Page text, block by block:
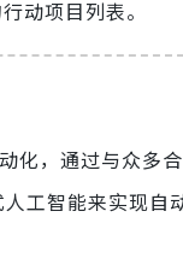
动项目列表。
，通过与众多
工智能来实现自